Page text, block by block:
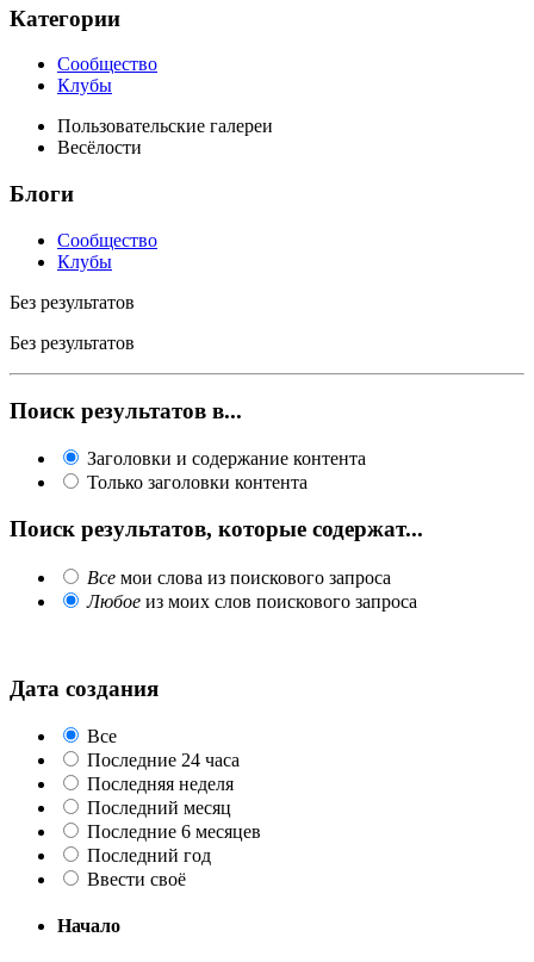
Категории
Сообщество
Клубы
Пользовательские галереи
Весёлости
Блоги
Сообщество
Клубы
Без результатов
Без результатов
Поиск результатов в...
Заголовки и содержание контента
Только заголовки контента
Поиск результатов, которые содержат...
Все мои слова из поискового запроса
Любое из моих слов поискового запроса
Дата создания
Все
Последние 24 часа
Последняя неделя
Последний месяц
Последние 6 месяцев
Последний год
Ввести своё
Начало